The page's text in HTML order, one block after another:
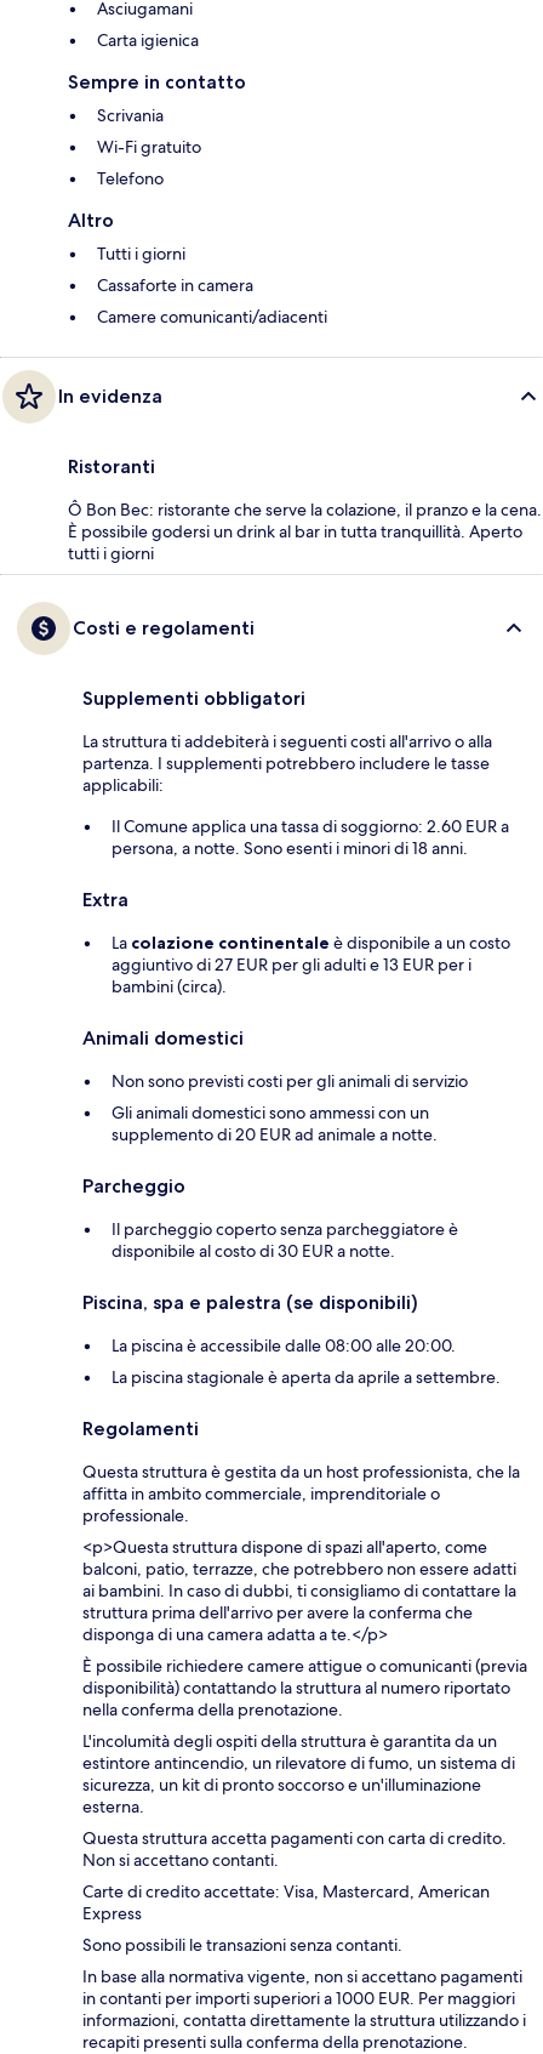
Asciugamani
Carta igienica
Sempre in contatto
Scrivania
Wi-Fi gratuito
Telefono
Altro
Tutti i giorni
Cassaforte in camera
Camere comunicanti/adiacenti
In evidenza
Ristoranti
Ô Bon Bec: ristorante che serve la colazione, il pranzo e la cena.
È possibile godersi un drink al bar in tutta tranquillità. Aperto
tutti i giorni
Costi e regolamenti
Supplementi obbligatori
La struttura ti addebiterà i seguenti costi all'arrivo o alla
partenza. I supplementi potrebbero includere le tasse
applicabili:
Il Comune applica una tassa di soggiorno: 2.60 EUR a
persona, a notte. Sono esenti i minori di 18 anni.
Extra
La colazione continentale è disponibile a un costo
aggiuntivo di 27 EUR per gli adulti e 13 EUR per i
bambini (circa).
Animali domestici
Non sono previsti costi per gli animali di servizio
Gli animali domestici sono ammessi con un
supplemento di 20 EUR ad animale a notte.
Parcheggio
Il parcheggio coperto senza parcheggiatore è
disponibile al costo di 30 EUR a notte.
Piscina, spa e palestra (se disponibili)
La piscina è accessibile dalle 08:00 alle 20:00.
La piscina stagionale è aperta da aprile a settembre.
Regolamenti
Questa struttura è gestita da un host professionista, che la
affitta in ambito commerciale, imprenditoriale o
professionale.
<p>Questa struttura dispone di spazi all'aperto, come
balconi, patio, terrazze, che potrebbero non essere adatti
ai bambini. In caso di dubbi, ti consigliamo di contattare la
struttura prima dell'arrivo per avere la conferma che
disponga di una camera adatta a te.</p>
È possibile richiedere camere attigue o comunicanti (previa
disponibilità) contattando la struttura al numero riportato
nella conferma della prenotazione.
L'incolumità degli ospiti della struttura è garantita da un
estintore antincendio, un rilevatore di fumo, un sistema di
sicurezza, un kit di pronto soccorso e un'illuminazione
esterna.
Questa struttura accetta pagamenti con carta di credito.
Non si accettano contanti.
Carte di credito accettate: Visa, Mastercard, American
Express
Sono possibili le transazioni senza contanti.
In base alla normativa vigente, non si accettano pagamenti
in contanti per importi superiori a 1000 EUR. Per maggiori
informazioni, contatta direttamente la struttura utilizzando i
recapiti presenti sulla conferma della prenotazione.